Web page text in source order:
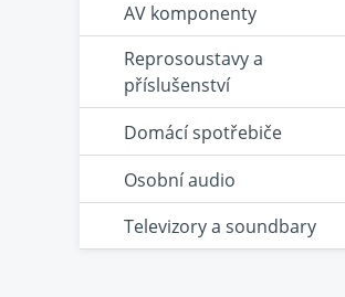
AV komponenty
Reprosoustavy a
příslušenství
Domácí spotřebiče
Osobní audio
Televizory a soundbary